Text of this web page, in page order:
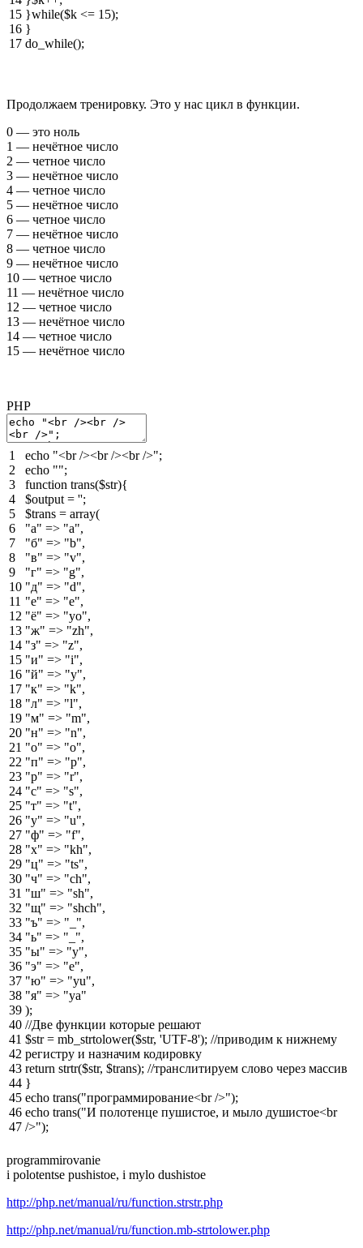
15
16
17
}while($k <= 15);
}
do_while();
Продолжаем тренировку. Это у нас цикл в функции.
0 — это ноль
1 — нечётное число
2 — четное число
3 — нечётное число
4 — четное число
5 — нечётное число
6 — четное число
7 — нечётное число
8 — четное число
9 — нечётное число
10 — четное число
11 — нечётное число
12 — четное число
13 — нечётное число
14 — четное число
15 — нечётное число
PHP
1
2
3
4
5
6
7
8
9
10
11
12
13
14
15
16
17
18
19
20
21
22
23
24
25
26
27
28
29
30
31
32
33
34
35
36
37
38
39
40
41
42
43
44
45
46
47
echo "<br /><br /><br />";
echo "";
function trans($str){
$output = '';
$trans = array(
"a" => "a",
"б" => "b",
"в" => "v",
"г" => "g",
"д" => "d",
"е" => "e",
"ё" => "yo",
"ж" => "zh",
"з" => "z",
"и" => "i",
"й" => "y",
"к" => "k",
"л" => "l",
"м" => "m",
"н" => "n",
"о" => "o",
"п" => "p",
"р" => "r",
"с" => "s",
"т" => "t",
"у" => "u",
"ф" => "f",
"x" => "kh",
"ц" => "ts",
"ч" => "ch",
"ш" => "sh",
"щ" => "shch",
"ъ" => "_",
"ь" => "_",
"ы" => "y",
"э" => "e",
"ю" => "yu",
"я" => "ya"
);
//Две функции которые решают
$str = mb_strtolower($str, 'UTF-8'); //приводим к нижнему
регистру и назначим кодировку
return strtr($str, $trans); //транслитируем слово через массив
}
echo trans("программирование<br />");
echo trans("И полотенце пушистое, и мыло душистое<br
/>");
progrаmmirovаnie
i polotentse pushistoe, i mylo dushistoe
http://php.net/manual/ru/function.strstr.php
http://php.net/manual/ru/function.mb-strtolower.php